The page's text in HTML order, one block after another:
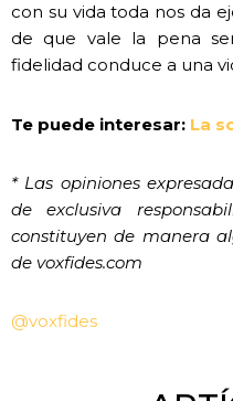
con su vida toda nos da
de que vale la pena
fidelidad conduce a una
Te puede interesar: La
* Las opiniones
de exclusiva
constituyen de manera
de voxfides.com
@voxfides